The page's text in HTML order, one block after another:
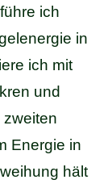
ich
in
ich mit
und
zweiten
Energie in
hält